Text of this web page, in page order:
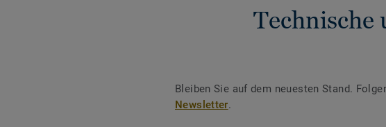
Technische
Bleiben Sie auf dem neuesten Stand.
Newsletter.